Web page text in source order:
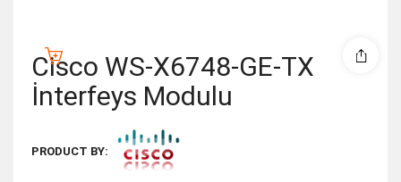
Cisco WS-X6748-GE-TX
İnterfeys Modulu
PRODUCT BY: